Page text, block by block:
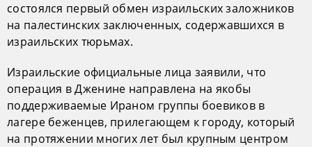
состоялся первый обмен израильских заложников
на палестинских заключенных, содержавшихся в
израильских тюрьмах.
Израильские официальные лица заявили, что
операция в Дженине направлена на якобы
поддерживаемые Ираном группы боевиков в
лагере беженцев, прилегающем к городу, который
на протяжении многих лет был крупным центром